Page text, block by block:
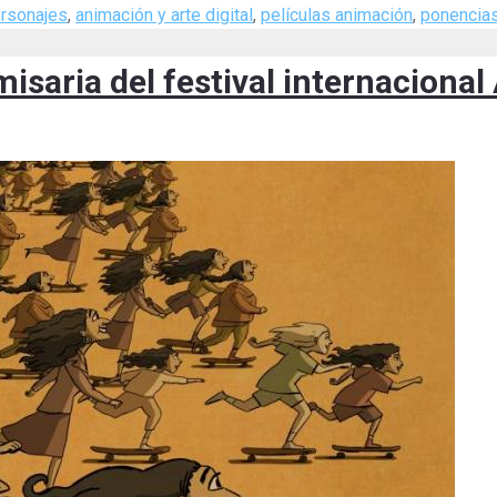
, animación y arte digital, películas animación,
del festival internacional